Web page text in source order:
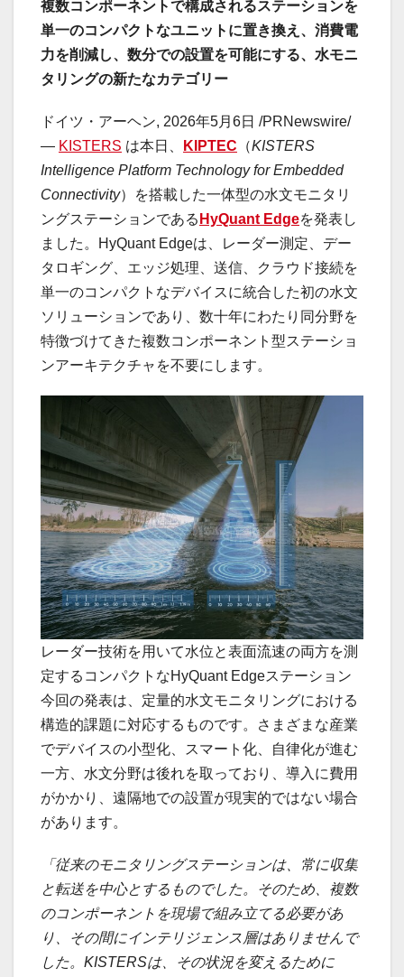
複数コンポーネントで構成されるステーションを
単一のコンパクトなユニットに置き換え、消費電
力を削減し、数分での設置を可能にする、水モニ
タリングの新たなカテゴリー
ドイツ・アーヘン, 2026年5月6日 /PRNewswire/
— KISTERS は本日、 KIPTEC （KISTERS
Intelligence Platform Technology for Embedded
Connectivity）を搭載した一体型の水文モニタリ
ングステーションである HyQuant Edgeを発表し
ました。HyQuant Edgeは、レーダー測定、デー
タロギング、エッジ処理、送信、クラウド接続を
単一のコンパクトなデバイスに統合した初の水文
ソリューションであり、数十年にわたり同分野を
特徴づけてきた複数コンポーネント型ステーショ
ンアーキテクチャを不要にします。
レーダー技術を用いて水位と表面流速の両方を測
定するコンパクトなHyQuant Edgeステーション
今回の発表は、定量的水文モニタリングにおける
構造的課題に対応するものです。さまざまな産業
でデバイスの小型化、スマート化、自律化が進む
一方、水文分野は後れを取っており、導入に費用
がかかり、遠隔地での設置が現実的ではない場合
があります。
「従来のモニタリングステーションは、常に収集
と転送を中心とするものでした。そのため、複数
のコンポーネントを現場で組み立てる必要があ
り、その間にインテリジェンス層はありませんで
した。KISTERSは、その状況を変えるために